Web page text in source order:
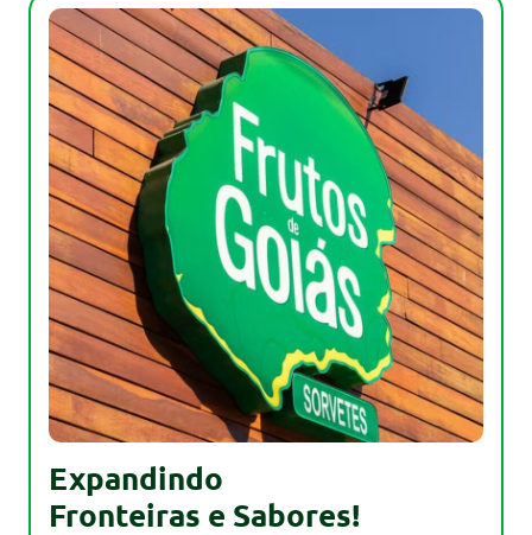
Expandindo
Fronteiras e Sabores!